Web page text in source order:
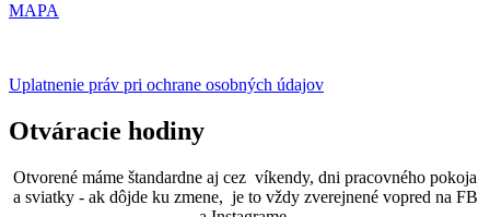
MAPA
Uplatnenie práv pri ochrane osobných údajov
Otváracie hodiny
Otvorené máme štandardne aj cez víkendy, dni pracovného pokoja
a sviatky - ak dôjde ku zmene, je to vždy zverejnené vopred na FB